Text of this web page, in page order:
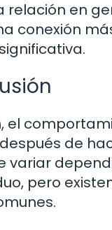
relación en
conexión
el
de
variar
pero